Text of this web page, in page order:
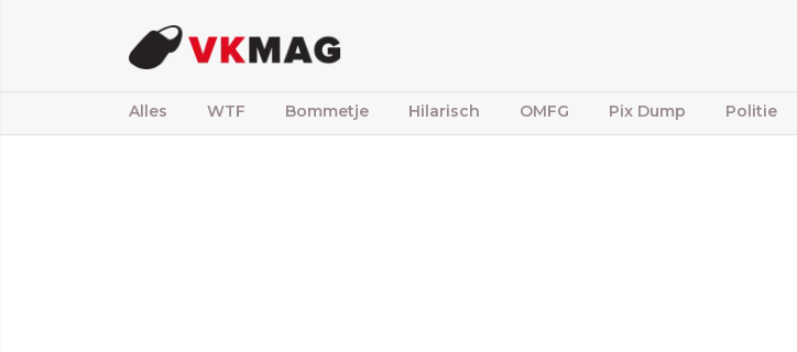
Alles WTF Bommetje Hilarisch OMFG Pix Dump Politie